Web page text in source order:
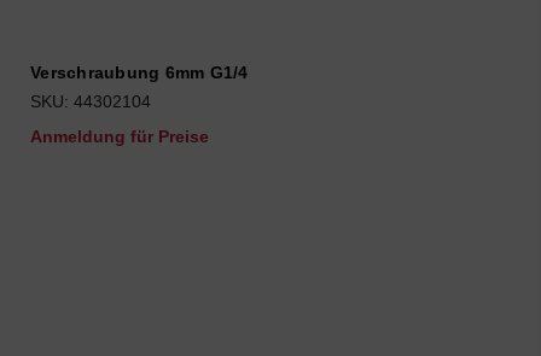
Verschraubung 6mm G1/4
SKU: 44302104
Anmeldung für Preise